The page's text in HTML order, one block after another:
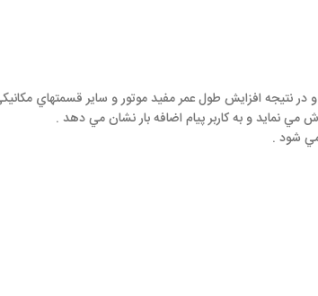
در نتيجه افزايش طول عمر مفيد موتور و ساير قسمتهاي
مي نمايد و به کاربر پيام اضافه بار نشان مي دهد .
مي شود .